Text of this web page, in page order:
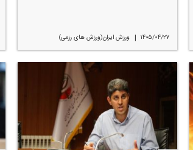
۱۴۰۵/۰۴/۲۷ | ورزش ایران(ورزش های رزمی)